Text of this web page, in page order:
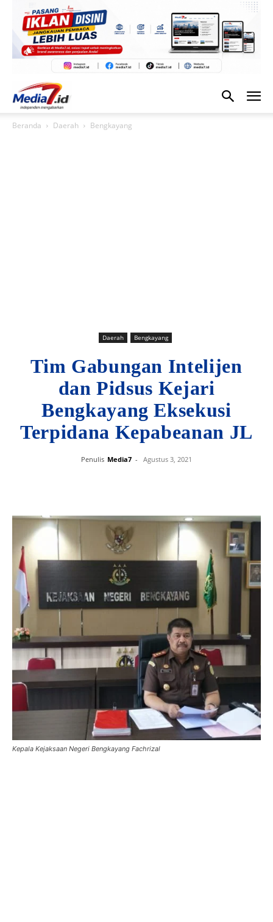
Beranda Daerah Bengkayang
Daerah Bengkayang
Tim Gabungan Intelijen
dan Pidsus Kejari
Bengkayang Eksekusi
Terpidana Kepabeanan JL
Penulis Media7 - Agustus 3, 2021
Kepala Kejaksaan Negeri Bengkayang Fachrizal